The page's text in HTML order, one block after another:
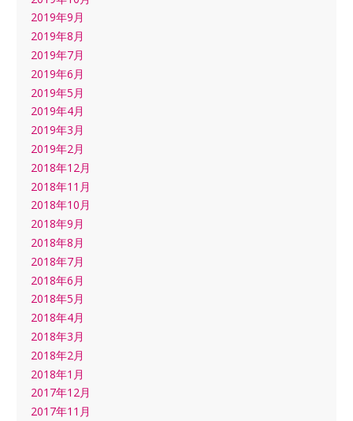
2019年9月
2019年8月
2019年7月
2019年6月
2019年5月
2019年4月
2019年3月
2019年2月
2018年12月
2018年11月
2018年10月
2018年9月
2018年8月
2018年7月
2018年6月
2018年5月
2018年4月
2018年3月
2018年2月
2018年1月
2017年12月
2017年11月